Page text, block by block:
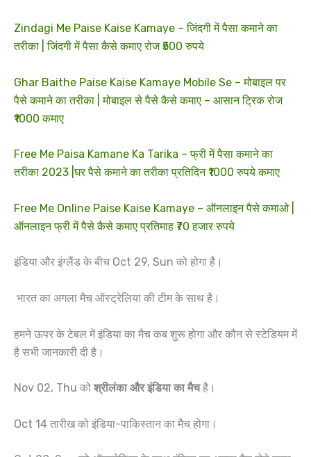
Zindagi Me Paise Kaise Kamaye – जिंदगी में पैसा कमाने का
तरीका | जिंदगी में पैसा कैसे कमाए रोज ₹500 रुपये
Ghar Baithe Paise Kaise Kamaye Mobile Se – मोबाइल पर
पैसे कमाने का तरीका | मोबाइल से पैसे कैसे कमाए – आसान ट्रिक रोज
₹1000 कमाए
Free Me Paisa Kamane Ka Tarika – फ्री में पैसा कमाने का
तरीका 2023 |घर पैसे कमाने का तरीका प्रतिदिन ₹1000 रुपये कमाए
Free Me Online Paise Kaise Kamaye – ऑनलाइन पैसे कमाओ |
ऑनलाइन फ्री में पैसे कैसे कमाए प्रतिमाह ₹70 हजार रुपये
इंडिया और इंग्लैंड के बीच Oct 29, Sun को होगा है।
भारत का अगला मैच ऑस्ट्रेलिया की टीम के साथ है।
हमने ऊपर के टेबल में इंडिया का मैच कब शुरू होगा और कौन से स्टेडियम में
है सभी जानकारी दी है।
Nov 02, Thu को श्रीलंका और इंडिया का मैचहै।
Oct 14 तारीख को इंडिया-पाकिस्तान का मैच होगा।